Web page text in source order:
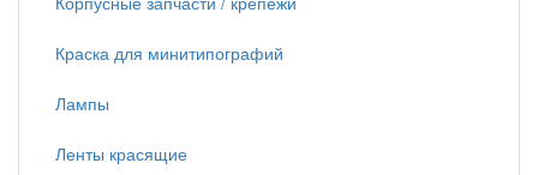
Краска для минитипографий
Лампы
Ленты красящие